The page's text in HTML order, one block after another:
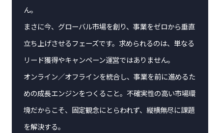
ん。
まさに今、グローバル市場を創り、事業をゼロから垂直
立ち上げさせるフェーズです。求められるのは、単なる
リード獲得やキャンペーン運営ではありません。
オンライン／オフラインを統合し、事業を前に進めるた
めの成長エンジンをつくること。不確実性の高い市場環
境だからこそ、固定観念にとらわれず、縦横無尽に課題
を解決する。